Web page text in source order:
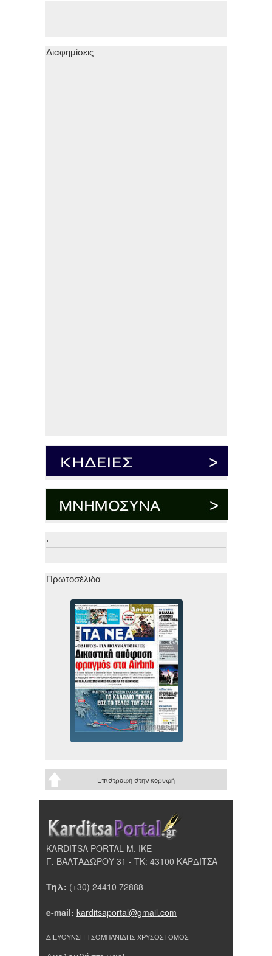
Διαφημίσεις
.
.
Πρωτοσέλιδα
Επιστροφή στην κορυφή
KARDITSA PORTAL Μ. ΙΚΕ
Γ. ΒΑΛΤΑΔΩΡΟΥ 31 - ΤΚ: 43100 ΚΑΡΔΙΤΣΑ
Τηλ: (+30) 24410 72888
e-mail: karditsaportal@gmail.com
ΔΙΕΥΘΥΝΣΗ ΤΣΟΜΠΑΝΙΔΗΣ ΧΡΥΣΟΣΤΟΜΟΣ